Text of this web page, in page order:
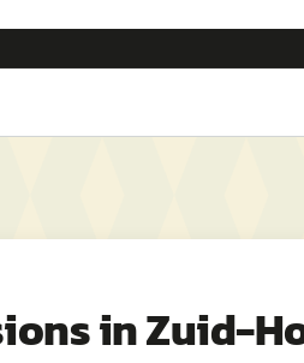
inZuid-